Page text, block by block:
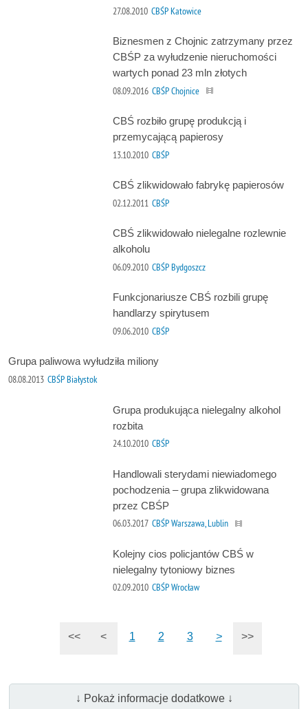
27.08.2010 CBŚP Katowice
Biznesmen z Chojnic zatrzymany przez
CBŚP za wyłudzenie nieruchomości
wartych ponad 23 mln złotych
08.09.2016 CBŚP Chojnice
CBŚ rozbiło grupę produkcją i
przemycającą papierosy
13.10.2010 CBŚP
CBŚ zlikwidowało fabrykę papierosów
02.12.2011 CBŚP
CBŚ zlikwidowało nielegalne rozlewnie
alkoholu
06.09.2010 CBŚP Bydgoszcz
Funkcjonariusze CBŚ rozbili grupę
handlarzy spirytusem
09.06.2010 CBŚP
Grupa paliwowa wyłudziła miliony
08.08.2013 CBŚP Białystok
Grupa produkująca nielegalny alkohol
rozbita
24.10.2010 CBŚP
Handlowali sterydami niewiadomego
pochodzenia – grupa zlikwidowana
przez CBŚP
06.03.2017 CBŚP Warszawa, Lublin
Kolejny cios policjantów CBŚ w
nielegalny tytoniowy biznes
02.09.2010 CBŚP Wrocław
<< < 1 2 3 > >>
↓ Pokaż informacje dodatkowe ↓